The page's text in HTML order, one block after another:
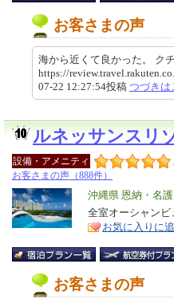
お客さまの声
海から近くて良かった。
https://
07-22 12:27:54投稿 つづきは
ルネッサンスリ
設備・アメニティ
お客さまの声（888件）
エ
リ
ア
沖縄県 恩納・名
特
徴
全室オーシャン
お気に入りに
お客さまの声